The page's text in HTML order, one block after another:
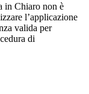
in Chiaro non è
l’applicazione
valida per
di